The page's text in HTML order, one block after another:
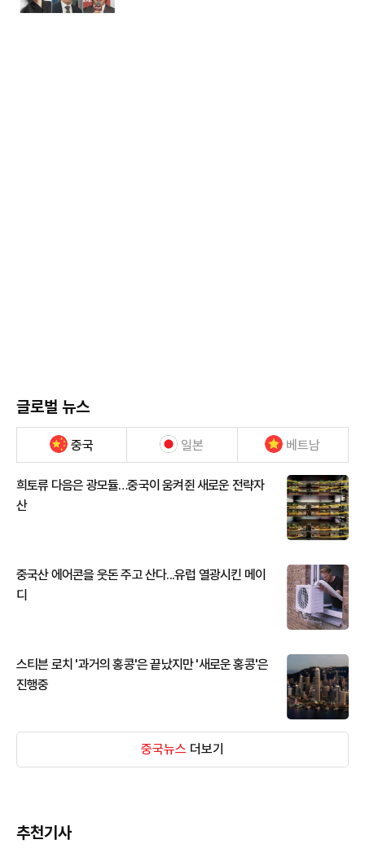
글로벌 뉴스
중국 일본 베트남
희토류 다음은 광모듈…중국이 움켜쥔 새로운 전략자
산
중국산 에어콘을 웃돈 주고 산다...유럽 열광시킨 메이
디
스티븐 로치 '과거의 홍콩'은 끝났지만 '새로운 홍콩'은
진행중
중국뉴스 더보기
추천기사